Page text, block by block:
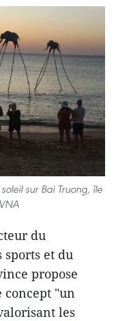
sur Bai Truong, île
du
sports et du
propose
concept "un
les